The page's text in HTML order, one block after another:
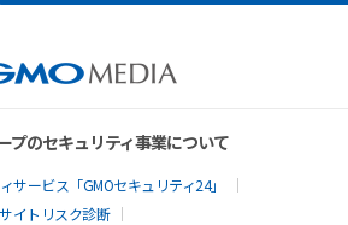
プのセキュリティ事業について
サービス「GMOセキュリティ24」
イトリスク診断